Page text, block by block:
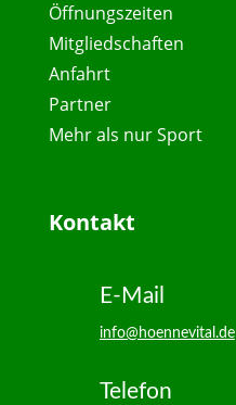
Öffnungszeiten
Mitgliedschaften
Anfahrt
Partner
Mehr als nur Sport
Kontakt
E-Mail
info@hoennevital.de
Telefon